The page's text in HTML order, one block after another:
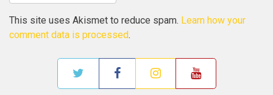
This site uses Akismet to reduce spam. Learn how your
comment data is processed.